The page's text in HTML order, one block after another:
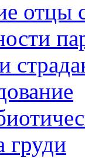
отцы
груди